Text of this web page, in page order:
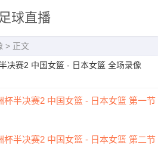
足球直播
> 正文
决赛2 中国女篮 - 日本女篮 全场录像
杯半决赛2 中国女篮 - 日本女篮 第一节
杯半决赛2 中国女篮 - 日本女篮 第二节